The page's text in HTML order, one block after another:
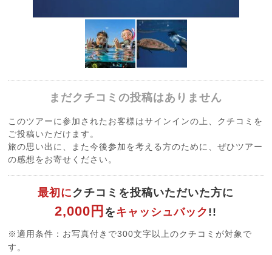
まだクチコミの投稿はありません
このツアーに参加されたお客様はサインインの上、クチコミを
ご投稿いただけます。
旅の思い出に、また今後参加を考える方のために、ぜひツアー
の感想をお寄せください。
最初にクチコミを投稿いただいた方に
2,000円 をキャッシュバック !!
※適用条件：お写真付きで300文字以上のクチコミが対象で
す。